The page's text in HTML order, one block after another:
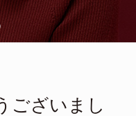
ございまし